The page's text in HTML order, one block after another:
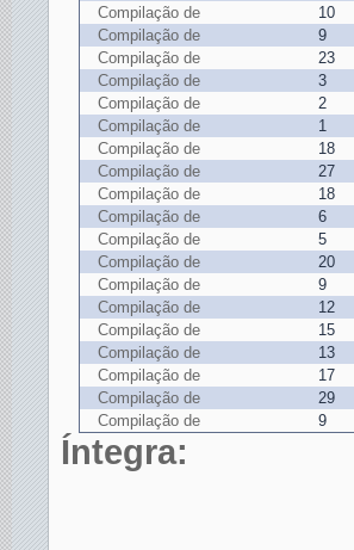
Compilação de
10
Compilação de
9
Compilação de
23
Compilação de
3
Compilação de
2
Compilação de
1
Compilação de
18
Compilação de
27
Compilação de
18
Compilação de
6
Compilação de
5
Compilação de
20
Compilação de
9
Compilação de
12
Compilação de
15
Compilação de
13
Compilação de
17
Compilação de
29
Compilação de
9
Íntegra: